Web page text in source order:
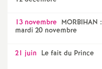
13 novembre
mardi 20 novembre
21 juin Le fait du Prince